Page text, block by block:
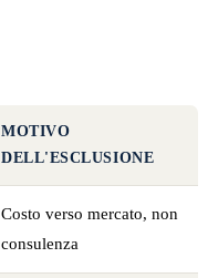
MOTIVO
DELL'ESCLUSIONE
Costo verso mercato, non
consulenza